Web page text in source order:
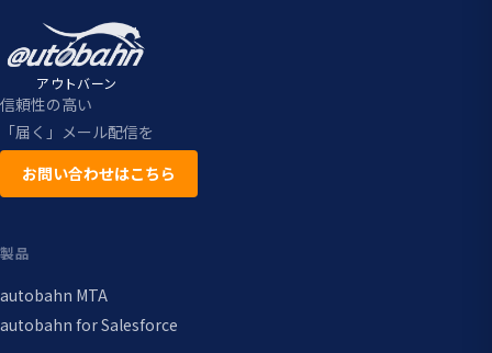
アウトバーン
信頼性の高い
「届く」メール配信を
お問い合わせはこちら
製品
autobahn MTA
autobahn for Salesforce